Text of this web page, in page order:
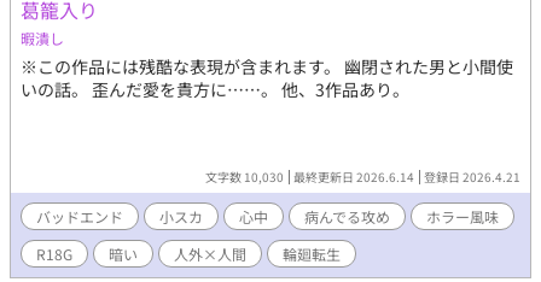
します。元番の男も、別の女とセックスします ②レイプ、近親相
姦の描写があります ③リバ描写があります ④独自解釈ありのオメ
ガバースです。薬でα→Ωの性転換ができる世界観です。 表紙のイ
ラストは、なと様（@tatatatawawawaw）に描いていただきまし
た。
葛籠入り
暇潰し
※この作品には残酷な表現が含まれます。 幽閉された男と小間使
いの話。 歪んだ愛を貴方に……。 他、3作品あり。
文字数 10,030 最終更新日 2026.6.14 登録日 2026.4.21
バッドエンド 小スカ 心中 病んでる攻め
ホラー風味
R18G
暗い 人外×人間 輪廻転生